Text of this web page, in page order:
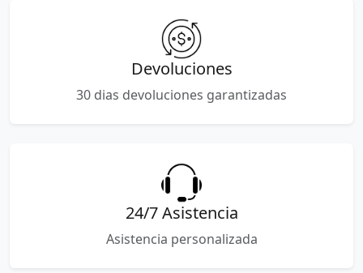
Devoluciones
30 dias devoluciones garantizadas
24/7 Asistencia
Asistencia personalizada